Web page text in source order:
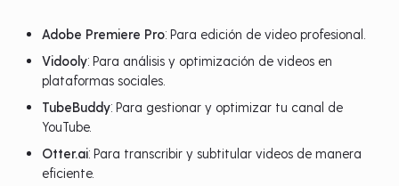
Adobe Premiere Pro: Para edición de video profesional.
Vidooly: Para análisis y optimización de videos en
plataformas sociales.
TubeBuddy: Para gestionar y optimizar tu canal de
YouTube.
Otter.ai: Para transcribir y subtitular videos de manera
eficiente.